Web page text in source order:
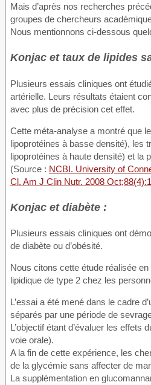
Mais d’après nos recherches
groupes de chercheurs
Nous mentionnons ci-dessous
Konjac et taux de lipides
Plusieurs essais cliniques ont
artérielle. Leurs résultats étaient
avec plus de précision cet effet.
Cette méta-analyse a montré que
lipoprotéines à basse densité), les
lipoprotéines à haute densité) et la
(Source : NCBI. University of
Cl. Am J Clin Nutr. 2008
Konjac et diabète :
Plusieurs essais cliniques ont
de diabète ou d’obésité.
Nous citons cette étude réalisée
lipidique de type 2 chez les
L’essai a été mené dans le cadre
séparés par une période de
L’objectif étant d’évaluer les
voie orale).
A la fin de cette expérience, les
de la glycémie sans affecter de
La supplémentation en